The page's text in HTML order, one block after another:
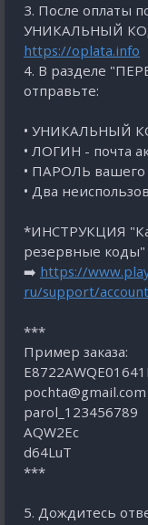
3. После оплаты
УНИКАЛЬНЫЙ КОД
https://oplata.info
4. В разделе
отправьте:
• УНИКАЛЬНЫЙ
• ЛОГИН - почта
• ПАРОЛЬ вашего
• Два
*ИНСТРУКЦИЯ
резервные коды"
➡️ https://
ru/support/
***
Пример заказа:
pochta@gmail.com
parol_123456789
AQW2Eс
d64LuT
***
5. Дождитесь